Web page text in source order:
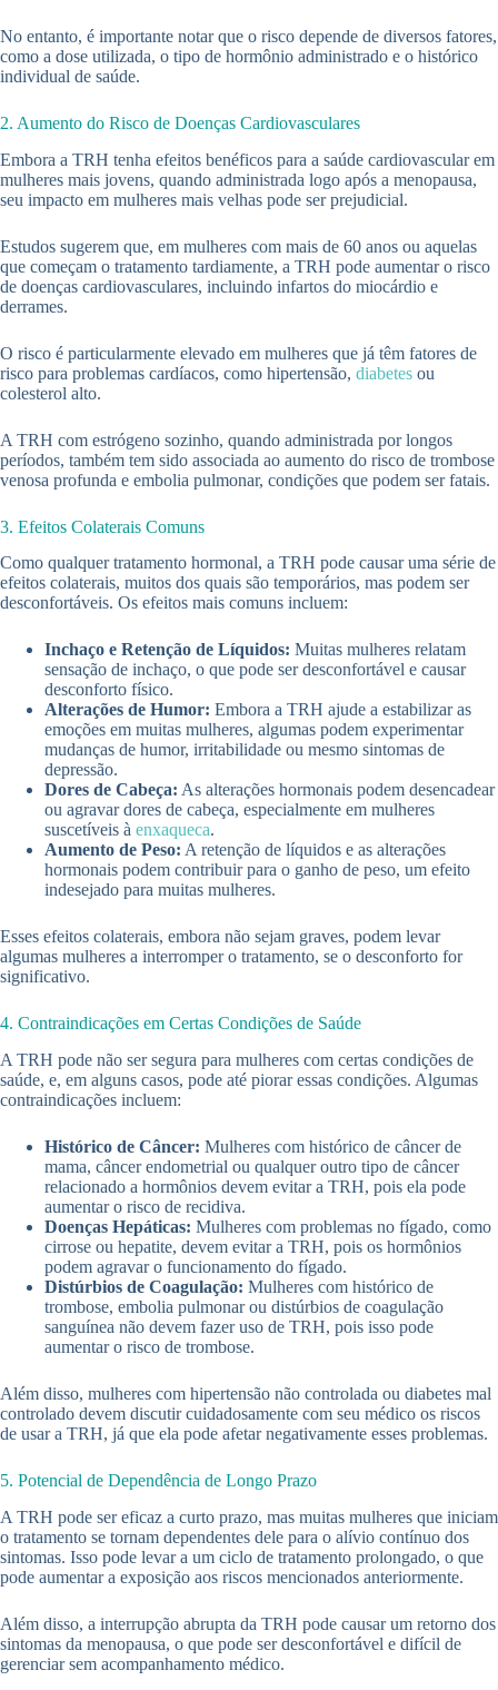
No entanto, é importante notar que o risco depende de diversos fatores,
como a dose utilizada, o tipo de hormônio administrado e o histórico
individual de saúde.
2. Aumento do Risco de Doenças Cardiovasculares
Embora a TRH tenha efeitos benéficos para a saúde cardiovascular em
mulheres mais jovens, quando administrada logo após a menopausa,
seu impacto em mulheres mais velhas pode ser prejudicial.
Estudos sugerem que, em mulheres com mais de 60 anos ou aquelas
que começam o tratamento tardiamente, a TRH pode aumentar o risco
de doenças cardiovasculares, incluindo infartos do miocárdio e
derrames.
O risco é particularmente elevado em mulheres que já têm fatores de
risco para problemas cardíacos, como hipertensão, diabetes ou
colesterol alto.
A TRH com estrógeno sozinho, quando administrada por longos
períodos, também tem sido associada ao aumento do risco de trombose
venosa profunda e embolia pulmonar, condições que podem ser fatais.
3. Efeitos Colaterais Comuns
Como qualquer tratamento hormonal, a TRH pode causar uma série de
efeitos colaterais, muitos dos quais são temporários, mas podem ser
desconfortáveis. Os efeitos mais comuns incluem:
Inchaço e Retenção de Líquidos: Muitas mulheres relatam
sensação de inchaço, o que pode ser desconfortável e causar
desconforto físico.
Alterações de Humor: Embora a TRH ajude a estabilizar as
emoções em muitas mulheres, algumas podem experimentar
mudanças de humor, irritabilidade ou mesmo sintomas de
depressão.
Dores de Cabeça: As alterações hormonais podem desencadear
ou agravar dores de cabeça, especialmente em mulheres
suscetíveis à enxaqueca.
Aumento de Peso: A retenção de líquidos e as alterações
hormonais podem contribuir para o ganho de peso, um efeito
indesejado para muitas mulheres.
Esses efeitos colaterais, embora não sejam graves, podem levar
algumas mulheres a interromper o tratamento, se o desconforto for
significativo.
4. Contraindicações em Certas Condições de Saúde
A TRH pode não ser segura para mulheres com certas condições de
saúde, e, em alguns casos, pode até piorar essas condições. Algumas
contraindicações incluem:
Histórico de Câncer: Mulheres com histórico de câncer de
mama, câncer endometrial ou qualquer outro tipo de câncer
relacionado a hormônios devem evitar a TRH, pois ela pode
aumentar o risco de recidiva.
Doenças Hepáticas: Mulheres com problemas no fígado, como
cirrose ou hepatite, devem evitar a TRH, pois os hormônios
podem agravar o funcionamento do fígado.
Distúrbios de Coagulação: Mulheres com histórico de
trombose, embolia pulmonar ou distúrbios de coagulação
sanguínea não devem fazer uso de TRH, pois isso pode
aumentar o risco de trombose.
Além disso, mulheres com hipertensão não controlada ou diabetes mal
controlado devem discutir cuidadosamente com seu médico os riscos
de usar a TRH, já que ela pode afetar negativamente esses problemas.
5. Potencial de Dependência de Longo Prazo
A TRH pode ser eficaz a curto prazo, mas muitas mulheres que iniciam
o tratamento se tornam dependentes dele para o alívio contínuo dos
sintomas. Isso pode levar a um ciclo de tratamento prolongado, o que
pode aumentar a exposição aos riscos mencionados anteriormente.
Além disso, a interrupção abrupta da TRH pode causar um retorno dos
sintomas da menopausa, o que pode ser desconfortável e difícil de
gerenciar sem acompanhamento médico.